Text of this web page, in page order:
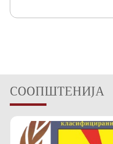
СООПШТЕНИЈА